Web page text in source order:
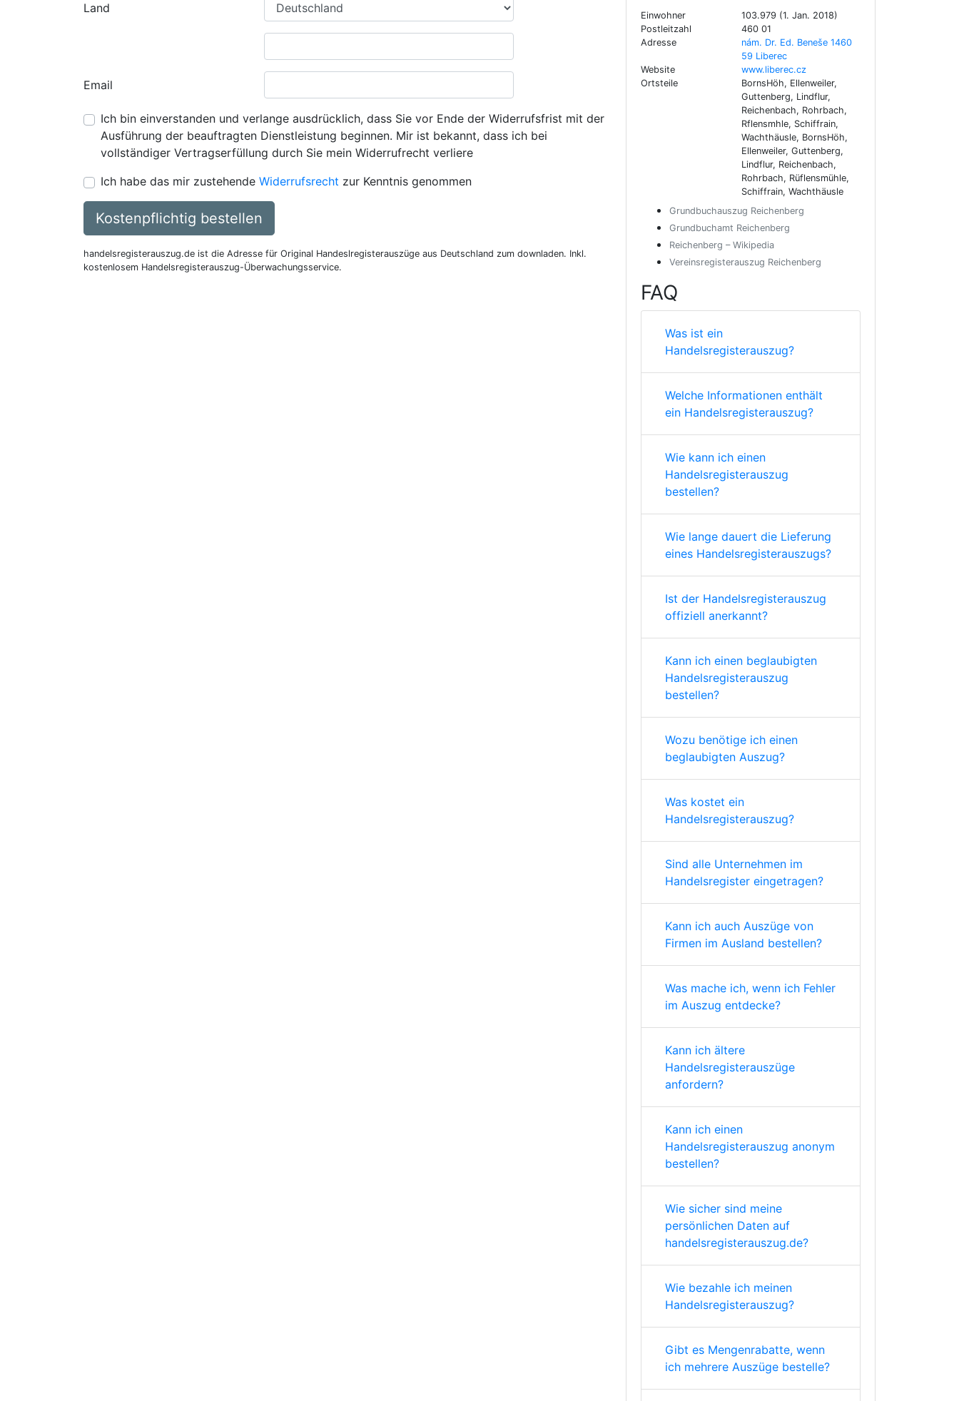
Land
Email
Ich bin einverstanden und verlange ausdrücklich, dass Sie vor Ende der Widerrufsfrist mit der
Ausführung der beauftragten Dienstleistung beginnen. Mir ist bekannt, dass ich bei
vollständiger Vertragserfüllung durch Sie mein Widerrufrecht verliere
Ich habe das mir zustehende Widerrufsrecht zur Kenntnis genommen
Kostenpflichtig bestellen
handelsregisterauszug.de ist die Adresse für Original Handeslregisterauszüge aus Deutschland zum downladen. Inkl.
kostenlosem Handelsregisterauszug-Überwachungsservice.
Einwohner
103.979 (1. Jan. 2018)
Postleitzahl
460 01
Adresse
nám. Dr. Ed. Beneše 1460
59 Liberec
Website
www.liberec.cz
Ortsteile
BornsHöh, Ellenweiler,
Guttenberg, Lindflur,
Reichenbach, Rohrbach,
Rflensmhle, Schiffrain,
Wachthäusle, BornsHöh,
Ellenweiler, Guttenberg,
Lindflur, Reichenbach,
Rohrbach, Rüflensmühle,
Schiffrain, Wachthäusle
Grundbuchauszug Reichenberg
Grundbuchamt Reichenberg
Reichenberg – Wikipedia
Vereinsregisterauszug Reichenberg
FAQ
Was ist ein
Handelsregisterauszug?
Welche Informationen enthält
ein Handelsregisterauszug?
Wie kann ich einen
Handelsregisterauszug
bestellen?
Wie lange dauert die Lieferung
eines Handelsregisterauszugs?
Ist der Handelsregisterauszug
offiziell anerkannt?
Kann ich einen beglaubigten
Handelsregisterauszug
bestellen?
Wozu benötige ich einen
beglaubigten Auszug?
Was kostet ein
Handelsregisterauszug?
Sind alle Unternehmen im
Handelsregister eingetragen?
Kann ich auch Auszüge von
Firmen im Ausland bestellen?
Was mache ich, wenn ich Fehler
im Auszug entdecke?
Kann ich ältere
Handelsregisterauszüge
anfordern?
Kann ich einen
Handelsregisterauszug anonym
bestellen?
Wie sicher sind meine
persönlichen Daten auf
handelsregisterauszug.de?
Wie bezahle ich meinen
Handelsregisterauszug?
Gibt es Mengenrabatte, wenn
ich mehrere Auszüge bestelle?